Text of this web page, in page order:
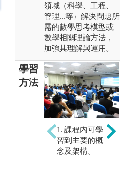
領域（科學、工程、
管理...等）解決問題所
需的數學思考模型或
數學相關理論方法，
加強其理解與運用。
學習
方法
1. 課程內可學
習到主要的概
念及架構。